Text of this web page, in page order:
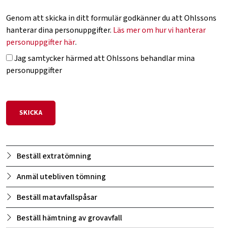
Genom att skicka in ditt formulär godkänner du att Ohlssons
hanterar dina personuppgifter. Läs mer om hur vi hanterar
personuppgifter här.
Jag samtycker härmed att Ohlssons behandlar mina
personuppgifter
Beställ extratömning
Anmäl utebliven tömning
Beställ matavfallspåsar
Beställ hämtning av grovavfall